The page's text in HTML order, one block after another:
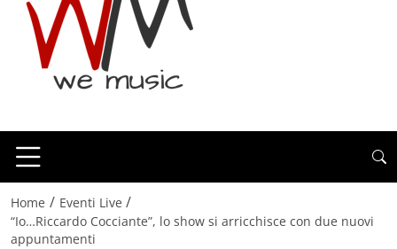
Home / Eventi Live /
“Io…Riccardo Cocciante”, lo show si arricchisce con due nuovi
appuntamenti